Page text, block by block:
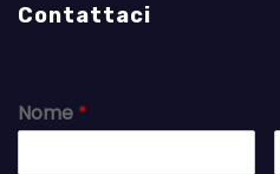
Contattaci
Nome *